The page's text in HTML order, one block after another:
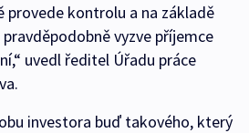
provede kontrolu a na základě
vyzve příjemce
uvedl ředitel Úřadu práce
investora buď takového, který